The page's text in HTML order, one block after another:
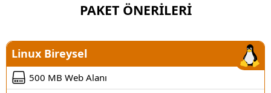
PAKET ÖNERİLERİ
Linux Bireysel
500 MB Web Alanı